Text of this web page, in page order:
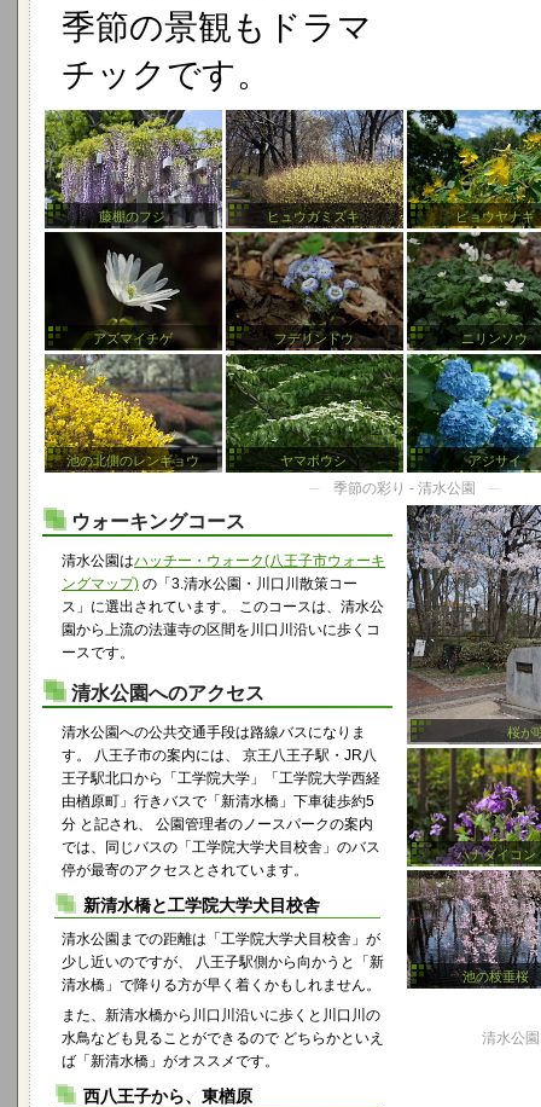
─ 季節の彩り - 清水公園 ─
季節の景観もドラマ
チックです。
藤棚のフジ ヒュウガミズキ ビョウヤナギ
アズマイチゲ フデリンドウ ニリンソウ
池の北側のレンギョウ ヤマボウシ アジサイ
ウォーキングコース
清水公園はハッチー・ウォーク(八王子市ウォーキ
ングマップ) の「3.清水公園・川口川散策コー
ス」に選出されています。 このコースは、清水公
園から上流の法蓮寺の区間を川口川沿いに歩くコ
ースです。
清水公園へのアクセス
清水公園への公共交通手段は路線バスになりま
す。 八王子市の案内には、 京王八王子駅・JR八
王子駅北口から「工学院大学」「工学院大学西経
由楢原町」行きバスで「新清水橋」下車徒歩約5
分 と記され、 公園管理者のノースパークの案内
では、同じバスの「工学院大学犬目校舎」のバス
停が最寄のアクセスとされています。
新清水橋と工学院大学犬目校舎
清水公園までの距離は「工学院大学犬目校舎」が
少し近いのですが、 八王子駅側から向かうと「新
清水橋」で降りる方が早く着くかもしれません。
また、新清水橋から川口川沿いに歩くと川口川の
水鳥なども見ることができるので どちらかといえ
ば「新清水橋」がオススメです。
西八王子から、東楢原
桜が
ハナダイコン
池の枝垂桜
清水公